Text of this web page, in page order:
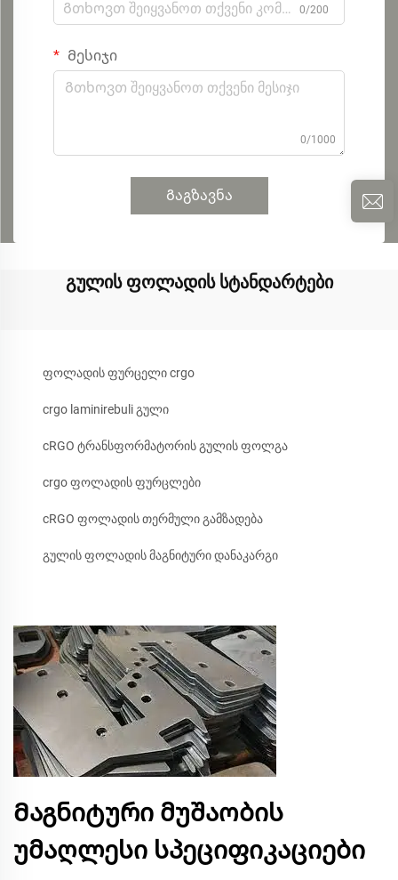
0/200
Მესიჯი
0/1000
Გაგზავნა
გულის ფოლადის სტანდარტები
ფოლადის ფურცელი crgo
crgo laminirebuli გული
cRGO ტრანსფორმატორის გულის ფოლგა
crgo ფოლადის ფურცლები
cRGO ფოლადის თერმული გამზადება
გულის ფოლადის მაგნიტური დანაკარგი
Მაგნიტური მუშაობის
უმაღლესი სპეციფიკაციები